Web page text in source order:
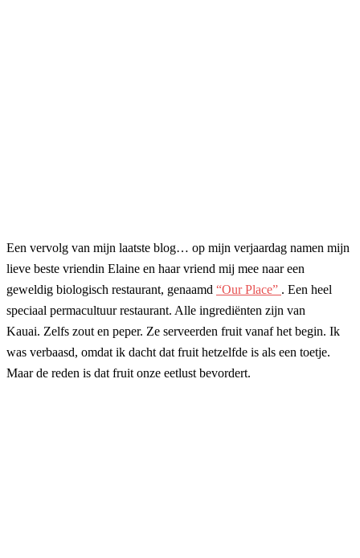
Een vervolg van mijn laatste blog… op mijn verjaardag namen mijn
lieve beste vriendin Elaine en haar vriend mij mee naar een
geweldig biologisch restaurant, genaamd “Our Place” . Een heel
speciaal permacultuur restaurant. Alle ingrediënten zijn van
Kauai. Zelfs zout en peper. Ze serveerden fruit vanaf het begin. Ik
was verbaasd, omdat ik dacht dat fruit hetzelfde is als een toetje.
Maar de reden is dat fruit onze eetlust bevordert.